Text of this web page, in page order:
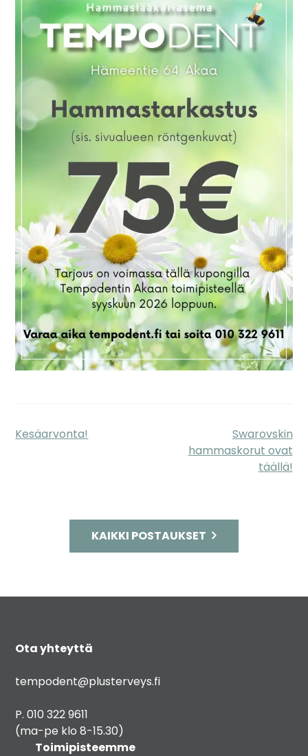
Artikkelien
Kesäarvonta!
Swarovskin
hammaskorut ovat
täällä!
KAIKKI POSTAUKSET
Ota yhteyttä
tempodent@plusterveys.fi
P. 010 322 9611
(ma-pe klo 8-15.30)
Toimipisteemme